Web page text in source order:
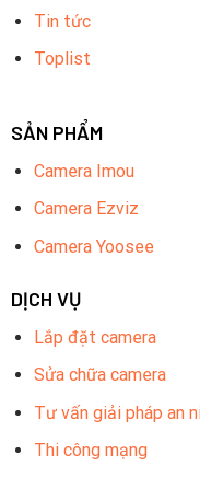
Balun: số lượng 32
Gì?
Camera Trong Nhà
Đầu ghi hình 2MP/
Tin tức
Toplist
SẢN PHẨM
Camera Imou
Camera Ezviz
Camera Yoosee
DỊCH VỤ
Lắp đặt camera
Sửa chữa camera
Tư vấn giải pháp an
Thi công mạng